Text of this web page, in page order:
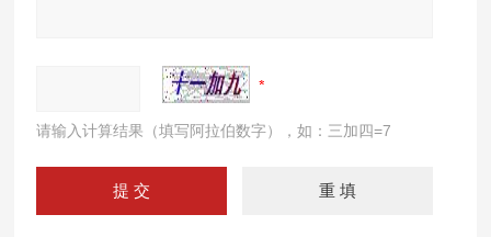
请输入计算结果（填写阿拉伯数字），如：三加四=7